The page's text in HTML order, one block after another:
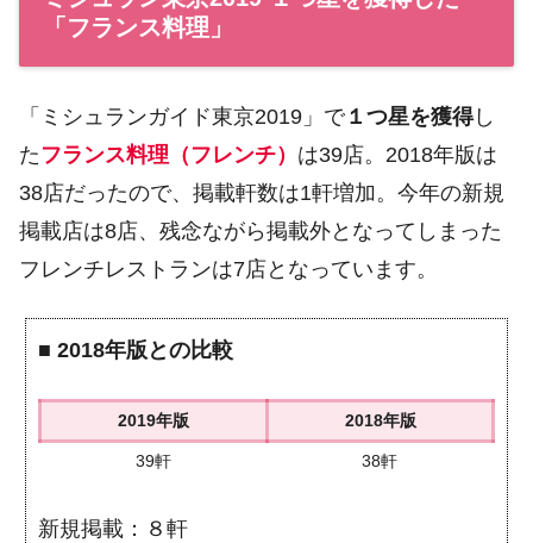
「フランス料理」
「ミシュランガイド東京2019」で１つ星を獲得し
た フランス料理（フレンチ） は39店。2018年版は
38店だったので、掲載軒数は1軒増加。今年の新規
掲載店は8店、残念ながら掲載外となってしまった
フレンチレストランは7店となっています。
■ 2018年版との比較
2019年版 2018年版
39軒 38軒
新規掲載：８軒